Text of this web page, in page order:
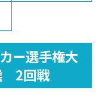
ー選手権大
2回戦